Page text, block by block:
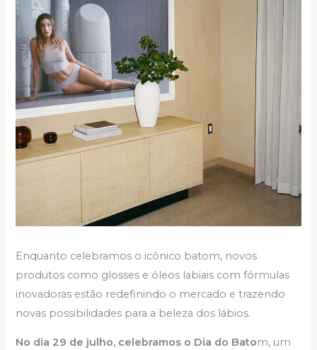
Enquanto celebramos o icônico batom, novos
produtos como glosses e óleos labiais com fórmulas
inovadoras estão redefinindo o mercado e trazendo
novas possibilidades para a beleza dos lábios.
No dia 29 de julho, celebramos o Dia do Batom, um